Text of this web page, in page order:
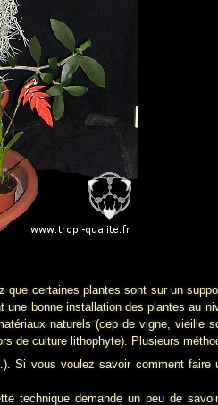
certaines plantes sont sur un
bonne installation des plantes au
naturels (cep de vigne,
de culture lithophyte). Plusieurs
Si vous voulez savoir comment faire
technique demande un peu de